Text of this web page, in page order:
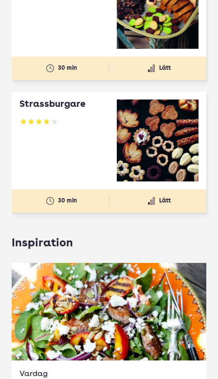
30 min Lätt
Strassburgare
Betyg: 3.78 av 5
30 min Lätt
Inspiration
Vardag